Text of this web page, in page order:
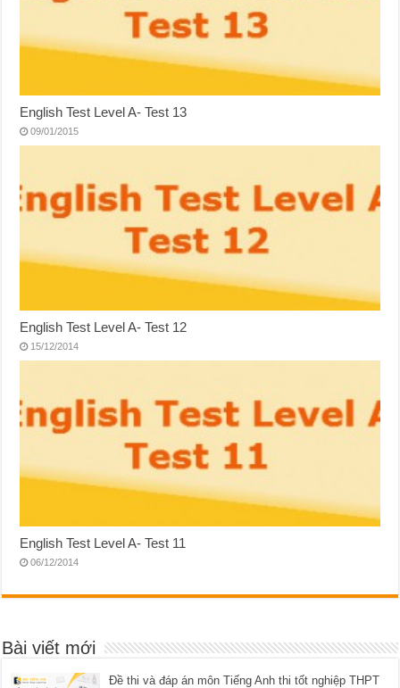
English Test Level A- Test 13
09/01/2015
English Test Level A- Test 12
15/12/2014
English Test Level A- Test 11
06/12/2014
Bài viết mới
Đề thi và đáp án môn Tiếng Anh thi tốt nghiệp THPT